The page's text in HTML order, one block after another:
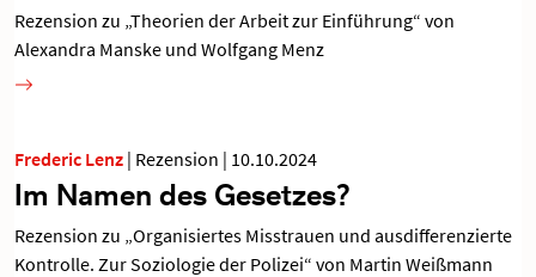
Rezension zu „Theorien der Arbeit zur Einführung“ von
Alexandra Manske und Wolfgang Menz
Frederic Lenz | Rezension | 10.10.2024
Im Namen des Gesetzes?
Rezension zu „Organisiertes Misstrauen und ausdifferenzierte
Kontrolle. Zur Soziologie der Polizei“ von Martin Weißmann